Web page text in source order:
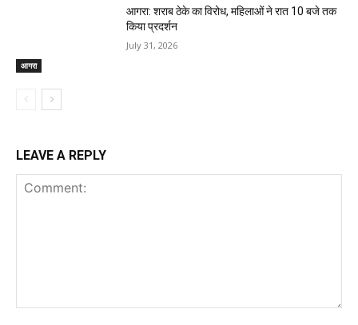
आगरा
आगरा: शराब ठेके का विरोध, महिलाओं ने रात 10 बजे तक
किया प्रदर्शन
July 31, 2026
LEAVE A REPLY